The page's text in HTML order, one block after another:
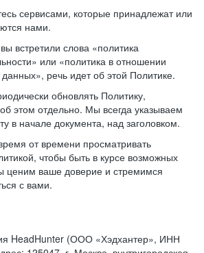
сервисами, которые принадлежат или
нами.
встретили слова «политика
или «политика в отношении
речь идет об этой Политике.
обновлять Политику,
этом отдельно. Мы всегда указываем
в начале документа, над заголовком.
от времени просматривать
чтобы быть в курсе возможных
ценим ваше доверие и стремимся
с вами.
HeadHunter (ООО «Хэдхантер», ИНН